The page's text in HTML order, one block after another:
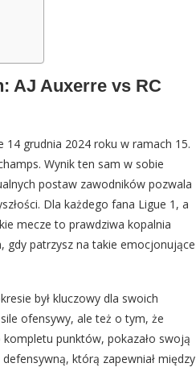
AJ Auxerre vs RC
14 grudnia 2024 roku w ramach 15.
Wynik ten sam w sobie
postaw zawodników pozwala
Dla każdego fana Ligue 1, a
mecze to prawdziwa kopalnia
gdy patrzysz na takie emocjonujące
był kluczowy dla swoich
ofensywy, ale też o tym, że
punktów, pokazało swoją
którą zapewniał między